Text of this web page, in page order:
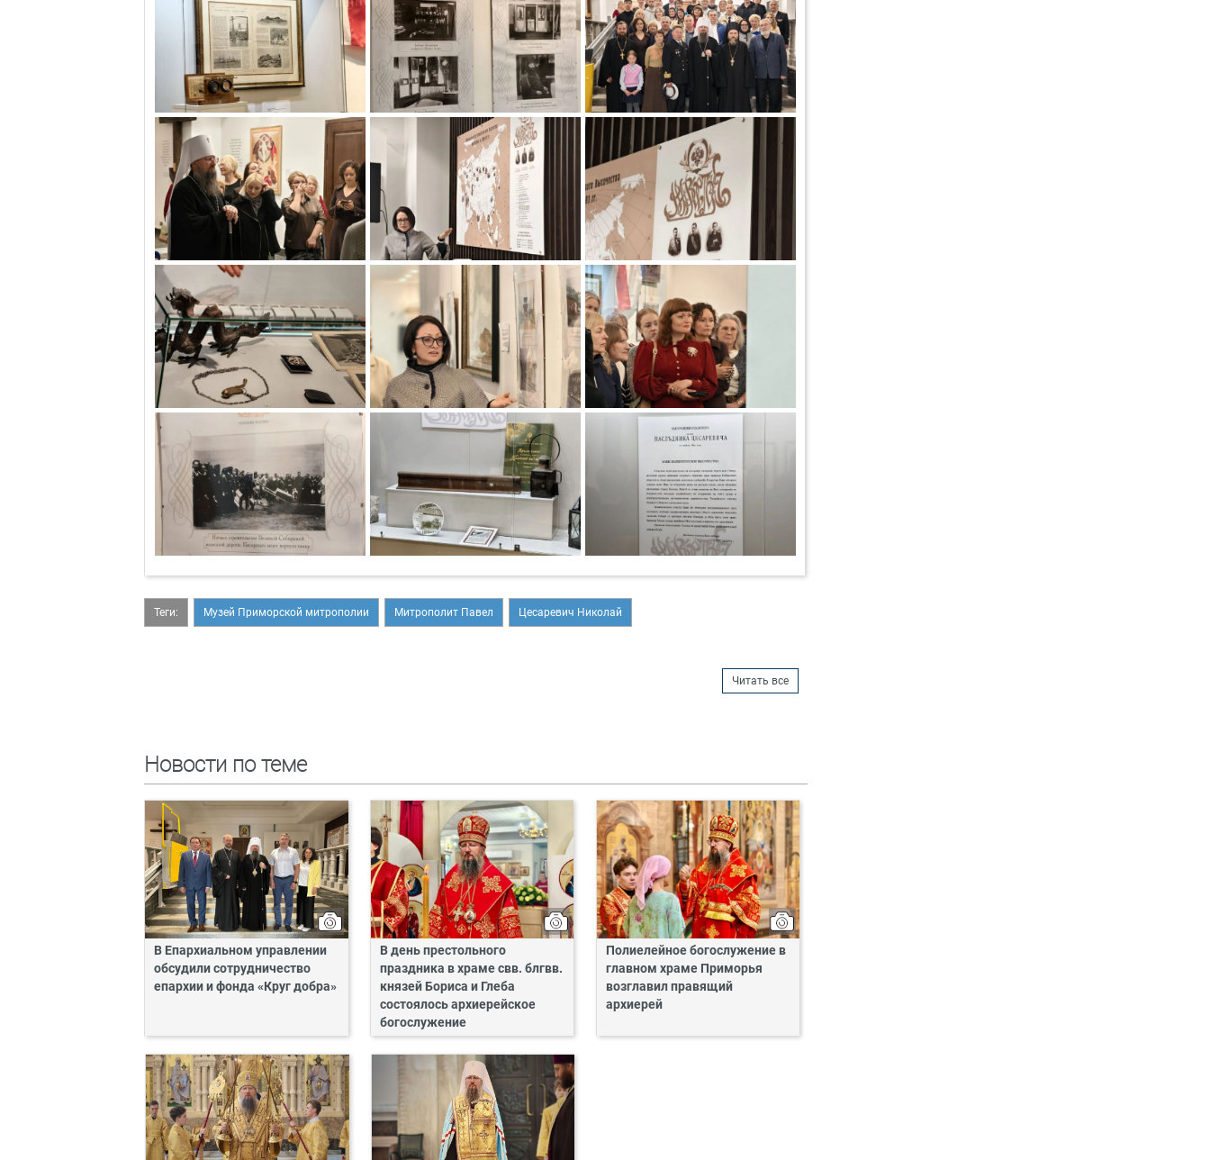
Теги: Музей Приморской митрополии Митрополит Павел Цесаревич Николай
Читать все
Новости по теме
В Епархиальном управлении
обсудили сотрудничество
епархии и фонда «Круг добра»
В день престольного
праздника в храме свв. блгвв.
князей Бориса и Глеба
состоялось архиерейское
богослужение
Полиелейное богослужение в
главном храме Приморья
возглавил правящий
архиерей